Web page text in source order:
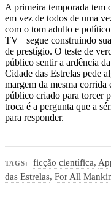
A primeira temporada tem
em vez de todos de uma
com o tom adulto e
TV+ segue construindo
de prestígio. O teste de
público sentir a ardência
Cidade das Estrelas pede
margem da mesma corrida
público criado para torcer
troca é a pergunta que a
para responder.
TAGS: ficção científica,
das Estrelas, For All